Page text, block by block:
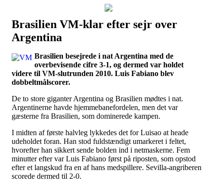
Наши партнеры
Brasilien VM-klar efter sejr over
Argentina
Brasilien besejrede i nat Argentina med de
overbevisende cifre 3-1, og dermed var holdet
videre til VM-slutrunden 2010. Luis Fabiano blev
dobbeltmålscorer.
De to store giganter Argentina og Brasilien mødtes i nat.
Argentinerne havde hjemmebanefordelen, men det var
gæsterne fra Brasilien, som dominerede kampen.
I midten af første halvleg lykkedes det for Luisao at heade
udeholdet foran. Han stod fuldstændigt umarkeret i feltet,
hvorefter han sikkert sende bolden ind i netmaskerne. Fem
minutter efter var Luis Fabiano først på riposten, som opstod
efter et langskud fra en af hans medspillere. Sevilla-angriberen
scorede dermed til 2-0.